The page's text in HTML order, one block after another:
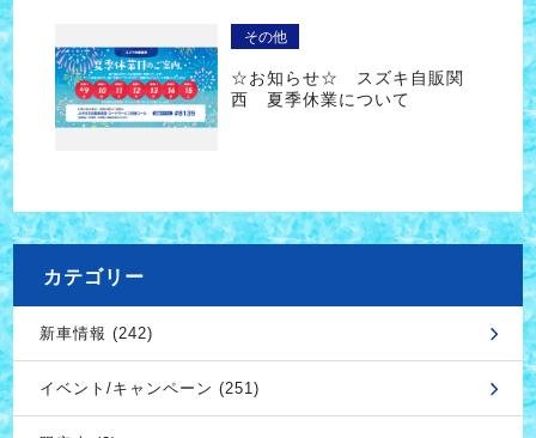
その他
☆お知らせ☆ スズキ自販関
西 夏季休業について
カテゴリー
新車情報 (242)
イベント/キャンペーン (251)